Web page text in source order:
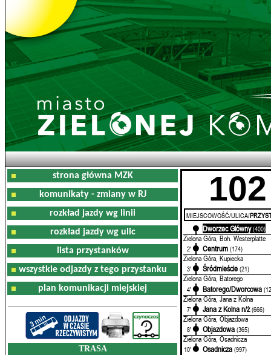
strona główna MZK
komunikaty - zmiany w RJ
rozkład jazdy wg linii
rozkład jazdy wg ulic
lista przystanków
wszystkie odjazdy z tego przystanku
plan komunikacji miejskiej
TRASA
102
MIEJSCOWOŚĆ/ULICA/
Dworzec Główny (400)
Zielona Góra, Boh. Westerplatte
2' Centrum (174)
Zielona Góra, Kupiecka
3' Śródmieście (21)
Zielona Góra, Batorego
4' Batorego/Dworcowa
Zielona Góra, Jana z Kolna
7' Jana z Kolna n/ż (666)
Zielona Góra, Objazdowa
8' Objazdowa (365)
Zielona Góra, Osadnicza
10' Osadnicza (997)